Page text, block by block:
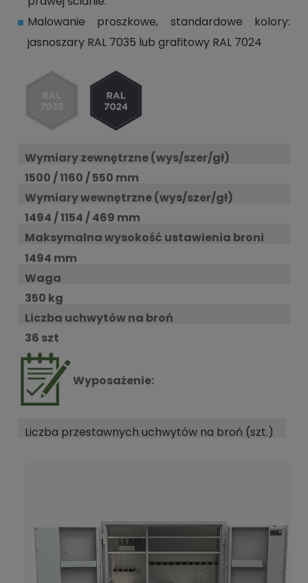
Malowanie proszkowe, standardowe kolory:
jasnoszary RAL 7035 lub grafitowy RAL 7024
Wymiary zewnętrzne (wys/szer/gł)
1500 / 1160 / 550 mm
Wymiary wewnętrzne (wys/szer/gł)
1494 / 1154 / 469 mm
Maksymalna wysokość ustawienia broni
1494 mm
Waga
350 kg
Liczba uchwytów na broń
36 szt
Wyposażenie:
Liczba przestawnych uchwytów na broń (szt.)